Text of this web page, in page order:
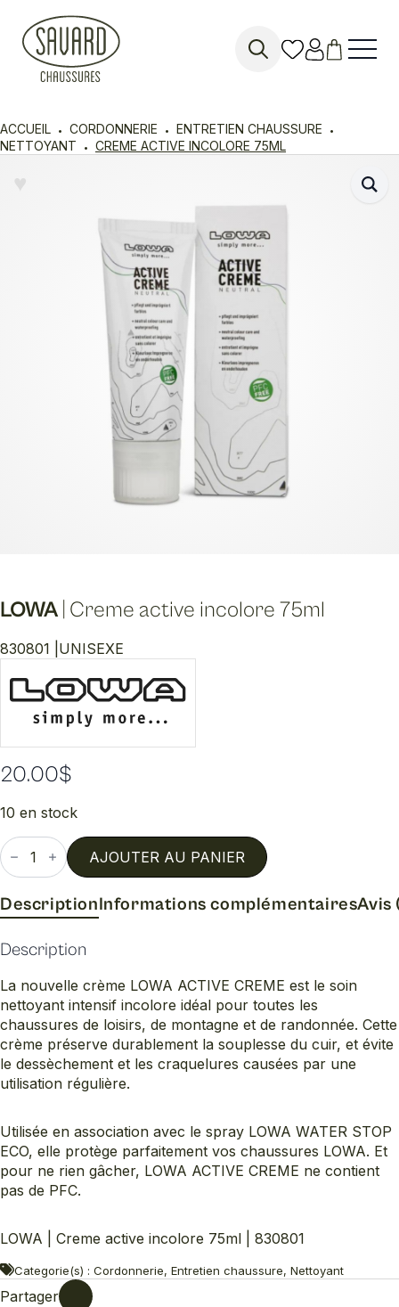
ACCUEIL CORDONNERIE
ENTRETIEN CHAUSSURE
NETTOYANT
CREME ACTIVE INCOLORE 75ML
LOWA Creme active incolore 75ml
830801 | UNISEXE
20.00$
10 en stock
quantité
de
Creme
incolore
75ml
AJOUTER AU PANIER
DescriptionInformations complémentairesAvis
Description
La nouvelle crème LOWA ACTIVE CREME est le soin
nettoyant intensif incolore idéal pour toutes les
chaussures de loisirs, de montagne et de randonnée. Cette
crème préserve durablement la souplesse du cuir, et évite
le dessèchement et les craquelures causées par une
utilisation régulière.
Utilisée en association avec le spray LOWA WATER STOP
ECO, elle protège parfaitement vos chaussures LOWA. Et
pour ne rien gâcher, LOWA ACTIVE CREME ne contient
pas de PFC.
LOWA | Creme active incolore 75ml | 830801
Categorie(s) : Cordonnerie, Entretien chaussure, Nettoyant
Partager